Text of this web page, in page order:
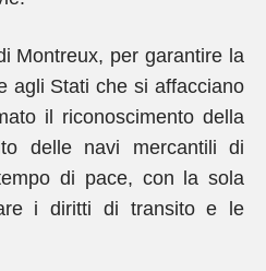
Montreux, per garantire la
agli Stati che si affacciano
il riconoscimento della
delle navi mercantili di
di pace, con la sola
i diritti di transito e le